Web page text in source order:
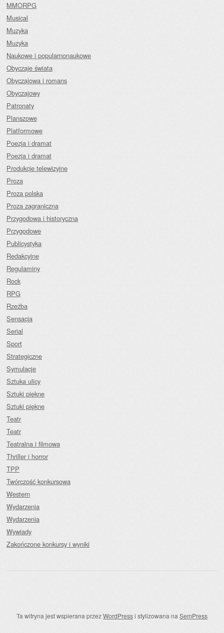
MMORPG
Musical
Muzyka
Muzyka
Naukowe i popularnonaukowe
Obyczaje świata
Obyczajowa i romans
Obyczajowy
Patronaty
Planszowe
Platformowe
Poezja i dramat
Poezja i dramat
Produkcje telewizyjne
Proza
Proza polska
Proza zagraniczna
Przygodowa i historyczna
Przygodowe
Publicystyka
Redakcyjne
Regulaminy
Rock
RPG
Rzeźba
Sensacja
Serial
Sport
Strategiczne
Symulacje
Sztuka ulicy
Sztuki piękne
Sztuki piękne
Teatr
Teatr
Teatralna i filmowa
Thriller i horror
TPP
Twórczość konkursowa
Western
Wydarzenia
Wydarzenia
Wywiady
Zakończone konkursy i wyniki
Ta witryna jest wspierana przezWordPressi stylizowana na SemPress